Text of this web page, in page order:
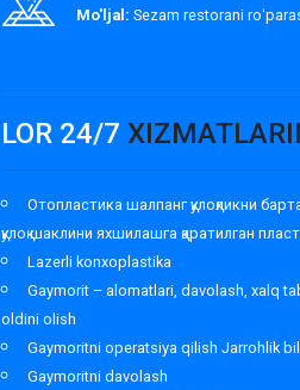
Mo'ljal: Sezam restorani
LOR 24/7
Отопластика шалпанг қулоқликни
қулоқ шаклини яхшилашга қаратилган
Lazerli konxoplastika
Gaymorit – alomatlari, davolash, xalq
oldini olish
Gaymoritni operatsiya qilish Jarrohlik
Gaymoritni davolash